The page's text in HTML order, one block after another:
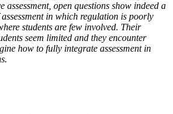
assessment, open questions show indeed a
in which regulation is poorly
students are few involved. Their
seem limited and they encounter
how to fully integrate assessment in